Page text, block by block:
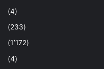
(4)
(233)
(1٬172)
(4)